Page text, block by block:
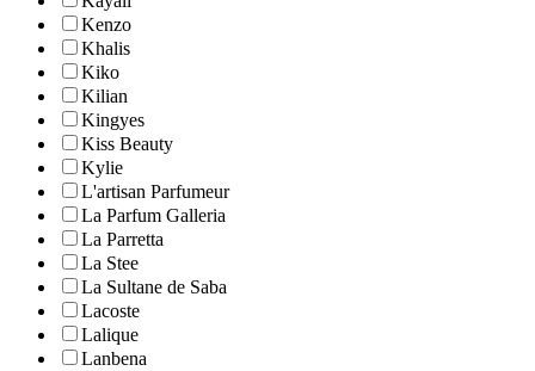
Kenzo
Khalis
Kiko
Kilian
Kingyes
Kiss Beauty
Kylie
L'artisan Parfumeur
La Parfum Galleria
La Parretta
La Stee
La Sultane de Saba
Lacoste
Lalique
Lanbena